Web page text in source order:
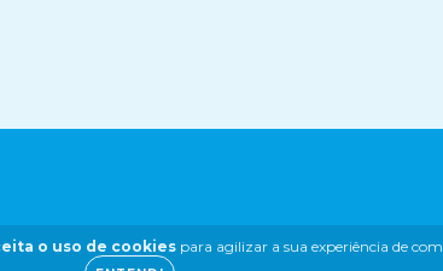
o uso de cookiespara agilizar a sua experiência de